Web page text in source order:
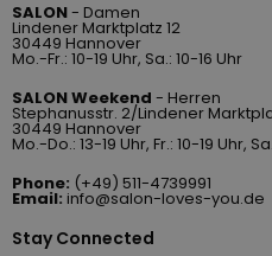
SALON- Damen
Lindener Marktplatz 12
30449 Hannover
Mo.-Fr.: 10-19 Uhr, Sa.: 10-16 Uhr
SALON Weekend - Herren
Stephanusstr. 2/Lindener
30449 Hannover
Mo.-Do.: 13-19 Uhr, Fr.: 10-19 Uhr,
Phone: (+49) 511-4739991
Email: info@salon-loves-you.de
Stay Connected